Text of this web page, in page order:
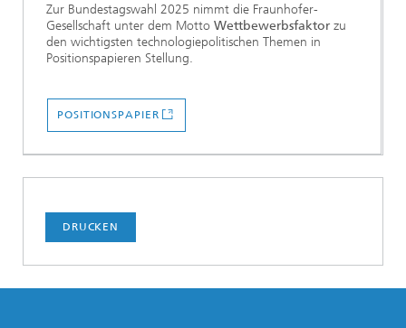
Zur Bundestagswahl 2025 nimmt die Fraunhofer-
Gesellschaft unter dem Motto Wettbewerbsfaktor zu
den wichtigsten technologiepolitischen Themen in
Positionspapieren Stellung.
POSITIONSPAPIER
DRUCKEN